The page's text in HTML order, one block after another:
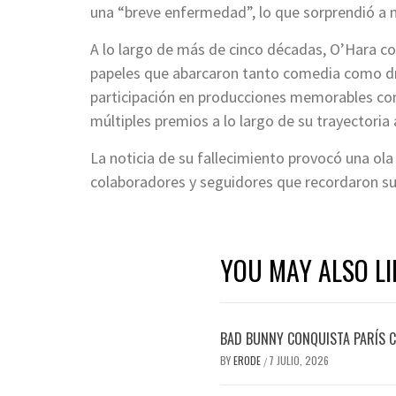
una “breve enfermedad”, lo que sorprendió
A lo largo de más de cinco décadas, O’Hara
papeles que abarcaron tanto comedia como
participación en producciones memorables
múltiples premios a lo largo de su trayectoria
La noticia de su fallecimiento provocó una
colaboradores y seguidores que recordaron
YOU MAY ALSO
BAD BUNNY CONQUISTA PARÍS
BYERODE / 7 JULIO, 2026